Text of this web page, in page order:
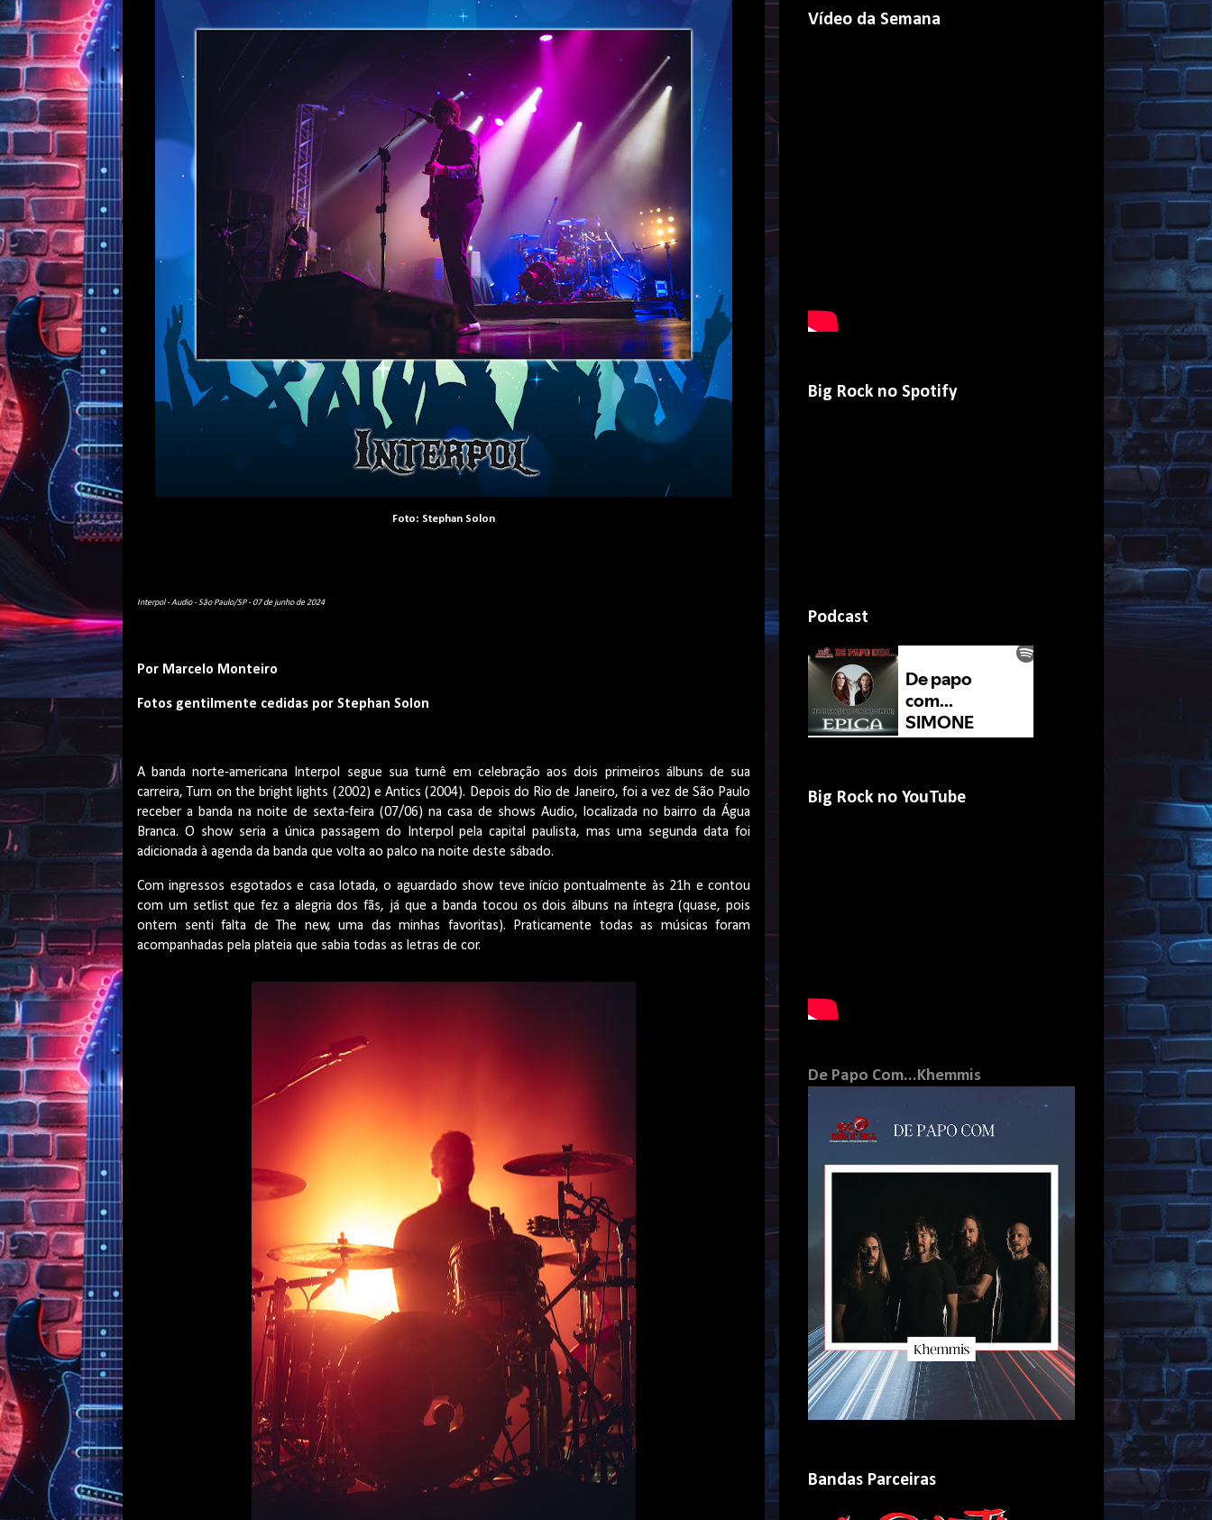
Foto: Stephan Solon
Interpol - Audio - São Paulo/SP - 07 de junho de 2024
Por Marcelo Monteiro
Fotos gentilmente cedidas por Stephan Solon
A banda norte-americana Interpol segue sua turnê em celebração aos dois primeiros álbuns de sua
carreira, Turn on the bright lights (2002) e Antics (2004). Depois do Rio de Janeiro, foi a vez de São Paulo
receber a banda na noite de sexta-feira (07/06) na casa de shows Audio, localizada no bairro da Água
Branca. O show seria a única passagem do Interpol pela capital paulista, mas uma segunda data foi
adicionada à agenda da banda que volta ao palco na noite deste sábado.
Com ingressos esgotados e casa lotada, o aguardado show teve início pontualmente às 21h e contou
com um setlist que fez a alegria dos fãs, já que a banda tocou os dois álbuns na íntegra (quase, pois
ontem senti falta de The new, uma das minhas favoritas). Praticamente todas as músicas foram
acompanhadas pela plateia que sabia todas as letras de cor.
Vídeo da Semana
Big Rock no Spotify
Podcast
Big Rock no YouTube
De Papo Com...Khemmis
Bandas Parceiras